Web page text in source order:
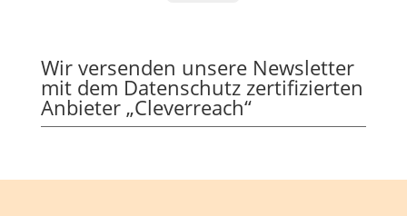
Wir versenden unsere Newsletter
mit dem Datenschutz zertifizierten
Anbieter „Cleverreach“